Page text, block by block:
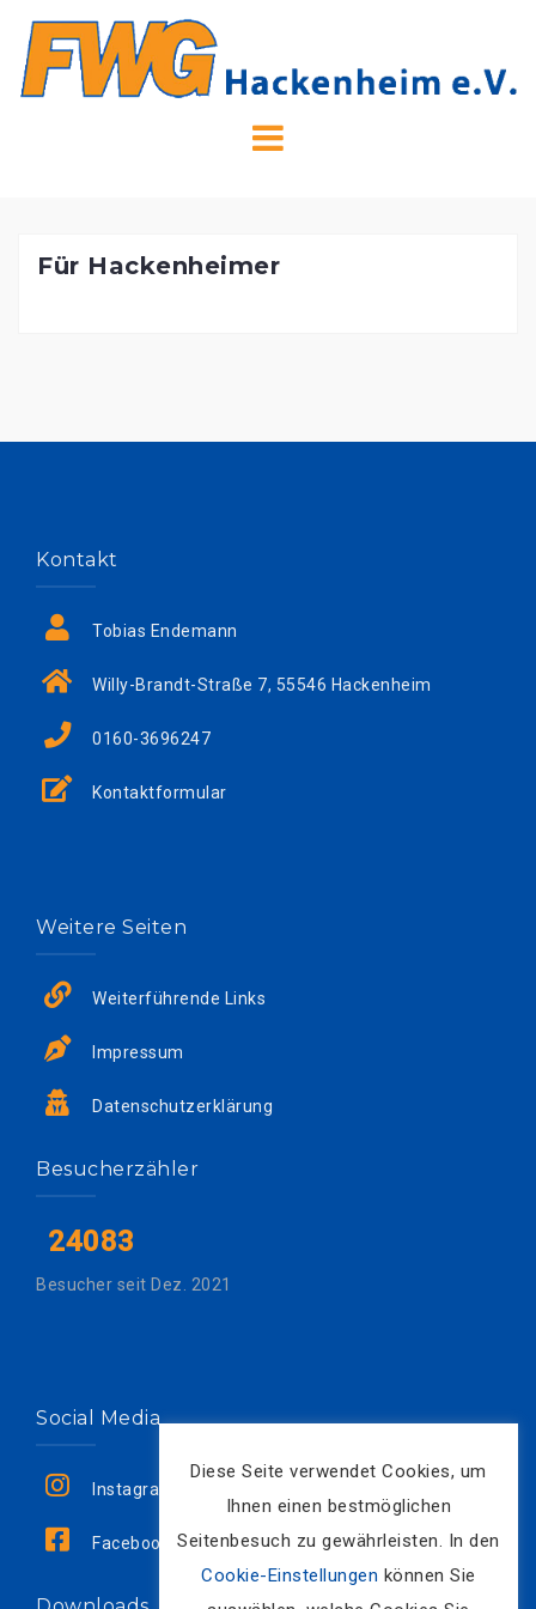
content
Für Hackenheimer
Kontakt
Tobias Endemann
Willy-Brandt-Straße 7, 55546 Hackenheim
0160-3696247
Kontaktformular
Weitere Seiten
Weiterführende Links
Impressum
Datenschutzerklärung
Besucherzähler
24083
Besucher seit Dez. 2021
Social Media
Instagram
Facebook
Diese Seite verwendet Cookies, um
Ihnen einen bestmöglichen
Seitenbesuch zu gewährleisten. In den
Cookie-Einstellungen können Sie